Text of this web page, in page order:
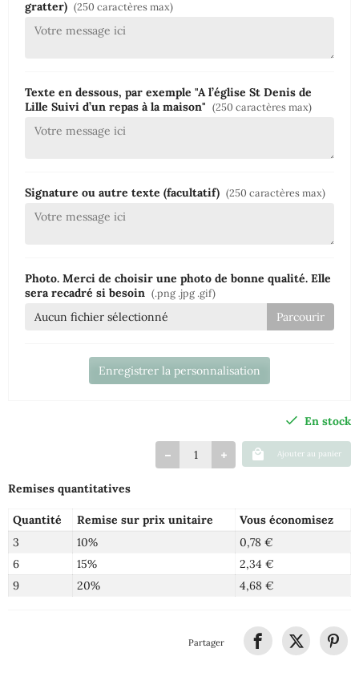
gratter) (250 caractères max)
Texte en dessous, par exemple "A l’église St Denis de
Lille Suivi d’un repas à la maison" (250 caractères max)
Signature ou autre texte (facultatif) (250 caractères max)
Photo. Merci de choisir une photo de bonne qualité. Elle
sera recadré si besoin (.png .jpg .gif)
Aucun fichier sélectionné
Enregistrer la personnalisation
En stock
Ajouter au panier
Remises quantitatives
Quantité Remise sur prix unitaire
Vous économisez
3
10%
0,78 €
6
15%
2,34 €
9
20% 4,68 €
Partager